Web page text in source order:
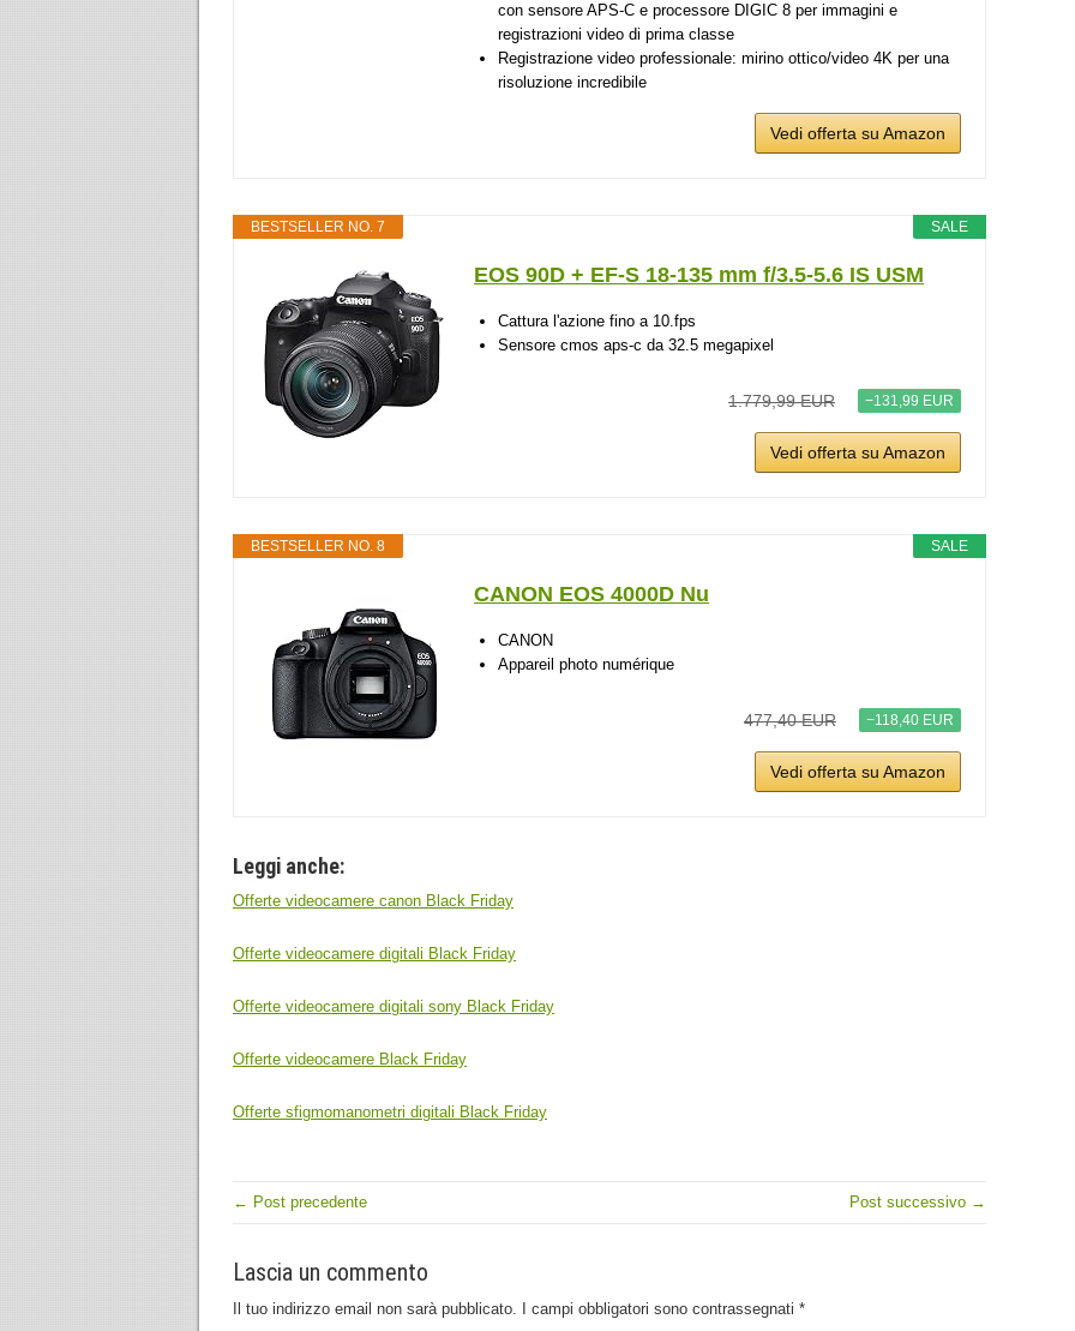
con sensore APS-C e processore DIGIC 8 per immagini e
registrazioni video di prima classe
Registrazione video professionale: mirino ottico/video 4K per una
risoluzione incredibile
Vedi offerta su Amazon
SALE
BESTSELLER NO. 7
EOS 90D + EF-S 18-135 mm f/3.5-5.6 IS USM
Cattura l'azione fino a 10.fps
Sensore cmos aps-c da 32.5 megapixel
1.779,99 EUR −131,99 EUR
Vedi offerta su Amazon
SALE
BESTSELLER NO. 8
CANON EOS 4000D Nu
CANON
Appareil photo numérique
477,40 EUR −118,40 EUR
Vedi offerta su Amazon
Leggi anche:
Offerte videocamere canon Black Friday
Offerte videocamere digitali Black Friday
Offerte videocamere digitali sony Black Friday
Offerte videocamere Black Friday
Offerte sfigmomanometri digitali Black Friday
← Post precedente Post successivo →
Lascia un commento
Il tuo indirizzo email non sarà pubblicato. I campi obbligatori sono contrassegnati *